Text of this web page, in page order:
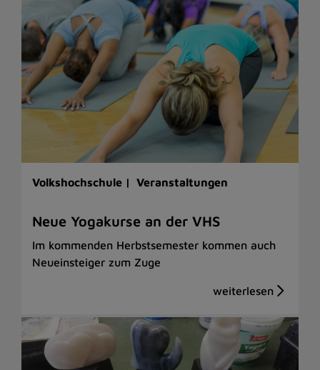
Volkshochschule | Veranstaltungen
Neue Yogakurse an der VHS
Im kommenden Herbstsemester kommen auch
Neueinsteiger zum Zuge